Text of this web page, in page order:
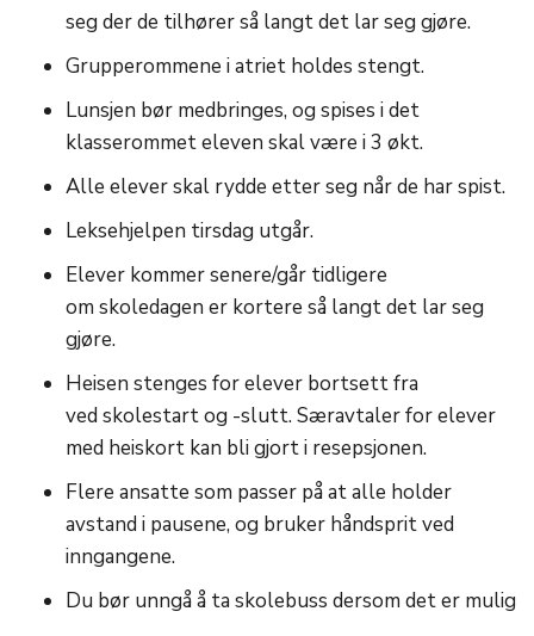
seg der de tilhører så langt det lar seg gjøre.
Grupperommene i atriet holdes stengt.
Lunsjen bør medbringes, og spises i det
klasserommet eleven skal være i 3 økt.
Alle elever skal rydde etter seg når de har spist.
Leksehjelpen tirsdag utgår.
Elever kommer senere/går tidligere
om skoledagen er kortere så langt det lar seg
gjøre.
Heisen stenges for elever bortsett fra
ved skolestart og -slutt. ​Særavtaler for elever
med heiskort kan bli gjort i resepsjonen.
Flere ansatte som passer på at alle holder
avstand i pausene, og bruker håndsprit ved
inngangene.
Du bør unngå å ta skolebuss dersom det er mulig